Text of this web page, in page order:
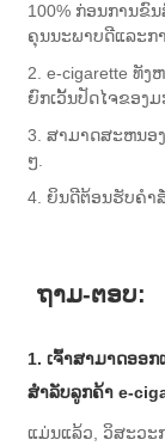
100% ກ່ອນການຂົ
ຄຸນນະພາບດີແລະ
2. e-cigarette ທັ
ຍົກເວັ້ນປັດໄຈຂອງ
3. ສາມາດສະຫນອ
ໆ.
4. ຍິນດີຕ້ອນຮັບຄໍາ
ຖາມ-ຕອບ:
1. ເຈົ້າສາມາດອອ
ສຳລັບລູກຄ້າ e-
ແມ່ນແລ້ວ, ວິສະວະ